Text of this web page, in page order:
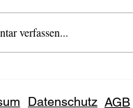
verfassen...
Datenschutz AGB